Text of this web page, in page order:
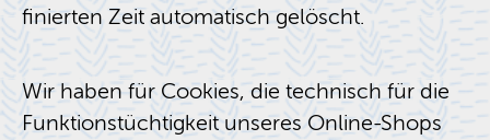
fi­nier­ten Zeit au­to­ma­tisch ge­löscht.
Wir haben für Coo­kies, die tech­nisch für die
Funk­ti­ons­tüch­tig­keit un­se­res On­line-Shops